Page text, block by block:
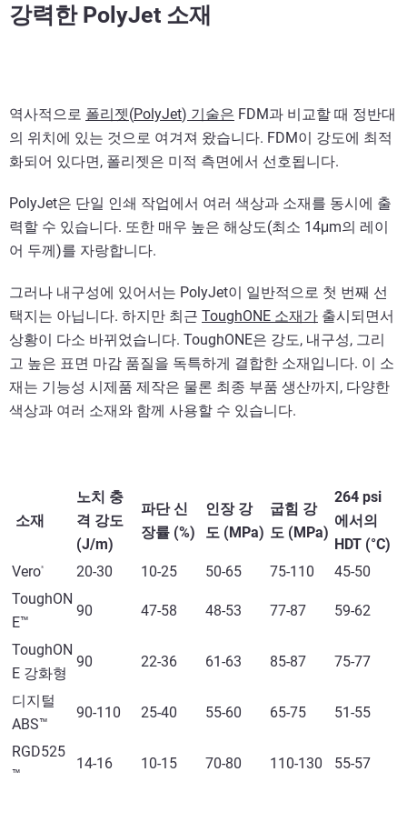
강력한 PolyJet 소재
역사적으로 폴리젯(PolyJet) 기술은 FDM과 비교할 때 정반대
의 위치에 있는 것으로 여겨져 왔습니다. FDM이 강도에 최적
화되어 있다면, 폴리젯은 미적 측면에서 선호됩니다.
PolyJet은 단일 인쇄 작업에서 여러 색상과 소재를 동시에 출
력할 수 있습니다. 또한 매우 높은 해상도(최소 14μm의 레이
어 두께)를 자랑합니다.
그러나 내구성에 있어서는 PolyJet이 일반적으로 첫 번째 선
택지는 아닙니다. 하지만 최근 ToughONE 소재가 출시되면서
상황이 다소 바뀌었습니다. ToughONE은 강도, 내구성, 그리
고 높은 표면 마감 품질을 독특하게 결합한 소재입니다. 이 소
재는 기능성 시제품 제작은 물론 최종 부품 생산까지, 다양한
색상과 여러 소재와 함께 사용할 수 있습니다.
소재
노치 충
격 강도
(J/m)
파단 신
장률 (%)
인장 강
도 (MPa)
굽힘 강
도 (MPa)
264 psi
에서의
HDT (°C)
Vero® 20-30 10-25 50-65 75-110
45-50
ToughON
E™
90 47-58 48-53 77-87 59-62
ToughON
E 강화형
90 22-36 61-63 85-87 75-77
디지털
ABS™
90-110 25-40 55-60 65-75 51-55
RGD525
™
14-16 10-15 70-80 110-130 55-57